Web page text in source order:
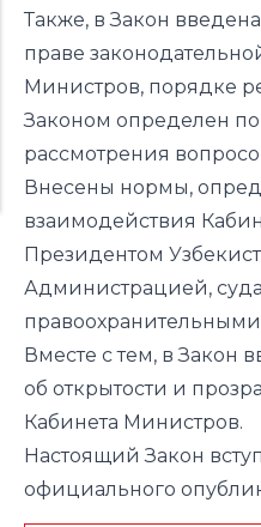
Также, в Закон введена
праве
Министров, порядке
Законом определен
рассмотрения
Внесены нормы,
взаимодействия
Президентом
Администрацией,
Вместе с тем, в Закон
об открытости и
Кабинета Министров.
Настоящий Закон
официального